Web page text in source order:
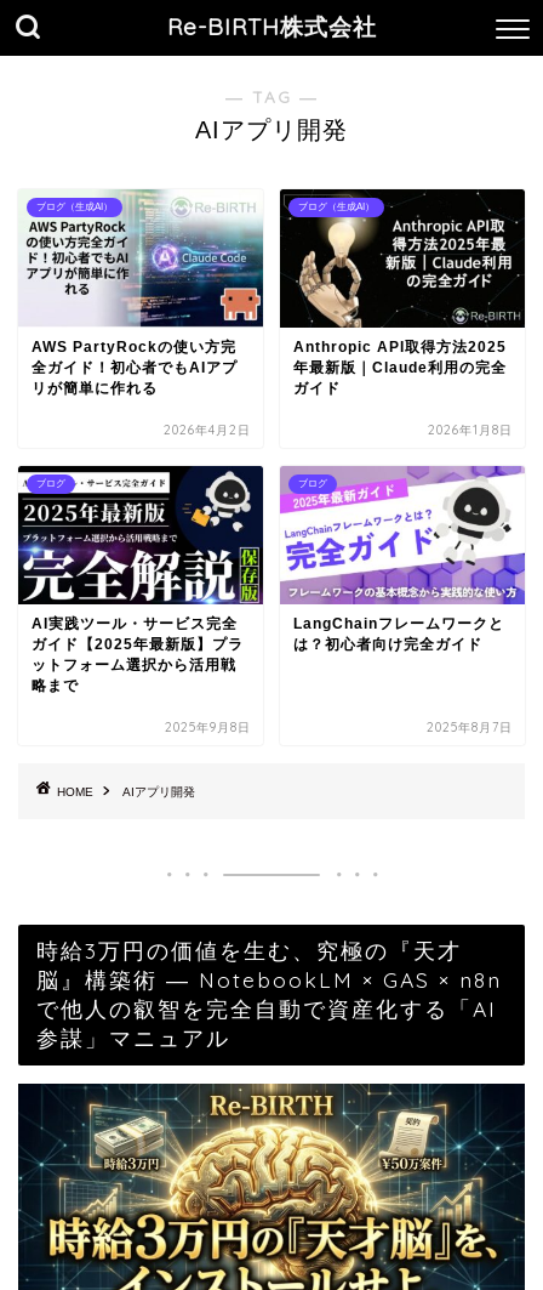
Re-BIRTH株式会社
― TAG ―
AIアプリ開発
ブログ（生成AI）
AWS PartyRockの使い方完
全ガイド！初心者でもAIアプ
リが簡単に作れる
2026年4月2日
ブログ（生成AI）
Anthropic API取得方法2025
年最新版｜Claude利用の完全
ガイド
2026年1月8日
ブログ
AI実践ツール・サービス完全
ガイド【2025年最新版】プラ
ットフォーム選択から活用戦
略まで
2025年9月8日
ブログ
LangChainフレームワークと
は？初心者向け完全ガイド
2025年8月7日
HOME AIアプリ開発
時給3万円の価値を生む、究極の『天才
脳』構築術 ― NotebookLM × GAS × n8n
で他人の叡智を完全自動で資産化する「AI
参謀」マニュアル